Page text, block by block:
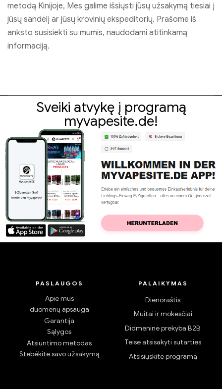
metodą Kinijoje, Mes galime išsiųsti jūsų užsakymą tiesiai į
jūsų sandėlį ar jūsų krovinių ekspeditorių. Prašome iš
anksto susisiekti su mumis, naudodami atitinkamą
informaciją.
Sveiki atvykę į programą
myvapesite.de!
PASLAUGOS
Apie mus
duomenų apsauga
Garantija
Sąlygos
Atsiuntimo metodas
Stebėkite savo užsakymą
PALAIKYMAS
Dienoraštis
Muitai ir mokesčiai
Didmeninė prekyba B2B
Teisė atsisakyti sutarties
Atsisiųskite programą